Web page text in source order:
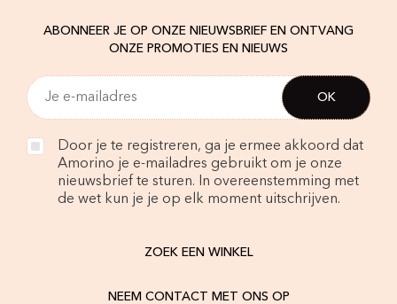
ABONNEER JE OP ONZE NIEUWSBRIEF EN ONTVANG
ONZE PROMOTIES EN NIEUWS
Door je te registreren, ga je ermee akkoord dat
Amorino je e-mailadres gebruikt om je onze
nieuwsbrief te sturen. In overeenstemming met
de wet kun je je op elk moment uitschrijven.
ZOEK EEN WINKEL
NEEM CONTACT MET ONS OP